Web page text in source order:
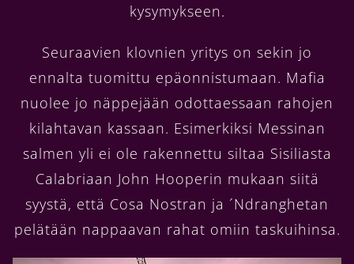
kysymykseen.
Seuraavien klovnien yritys on sekin jo
ennalta tuomittu epäonnistumaan. Mafia
nuolee jo näppejään odottaessaan rahojen
kilahtavan kassaan. Esimerkiksi Messinan
salmen yli ei ole rakennettu siltaa Sisiliasta
Calabriaan John Hooperin mukaan siitä
syystä, että Cosa Nostran ja ´Ndranghetan
pelätään nappaavan rahat omiin taskuihinsa.